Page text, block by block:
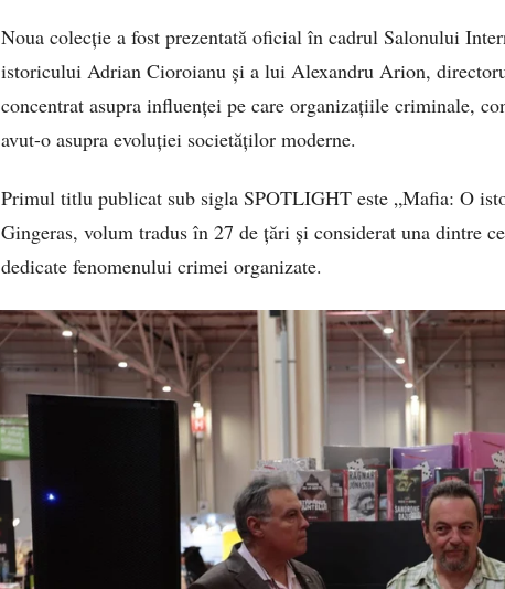
Noua colecție a fost prezentată oficial în cadrul Salonului
istoricului Adrian Cioroianu și a lui Alexandru Arion,
concentrat asupra influenței pe care organizațiile criminale,
avut-o asupra evoluției societăților moderne.
Primul titlu publicat sub sigla SPOTLIGHT este „Mafia: O
Gingeras, volum tradus în 27 de țări și considerat una dintre
dedicate fenomenului crimei organizate.